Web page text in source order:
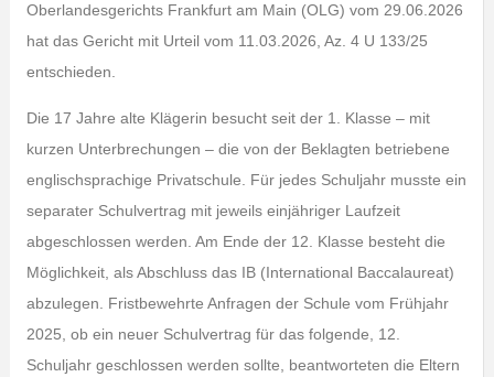
Oberlandesgerichts Frankfurt am Main (OLG) vom 29.06.2026
hat das Gericht mit Urteil vom 11.03.2026, Az. 4 U 133/25
entschieden.
Die 17 Jahre alte Klägerin besucht seit der 1. Klasse – mit
kurzen Unterbrechungen – die von der Beklagten betriebene
englischsprachige Privatschule. Für jedes Schuljahr musste ein
separater Schulvertrag mit jeweils einjähriger Laufzeit
abgeschlossen werden. Am Ende der 12. Klasse besteht die
Möglichkeit, als Abschluss das IB (International Baccalaureat)
abzulegen. Fristbewehrte Anfragen der Schule vom Frühjahr
2025, ob ein neuer Schulvertrag für das folgende, 12.
Schuljahr geschlossen werden sollte, beantworteten die Eltern